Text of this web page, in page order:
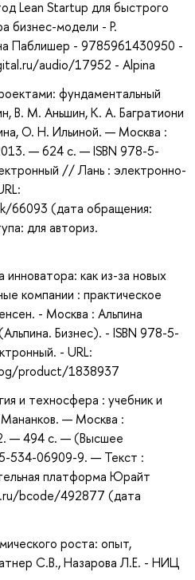
Lean Startup для быстрого
бизнес-модели - Р.
Паблишер - 9785961430950 -
audio/17952 - Alpina
фундаментальный
В. М. Аньшин, К. А. Багратиони
О. Н. Ильиной. — Москва :
— 624 с. — ISBN 978-5-
// Лань : электронно-
(дата обращения:
для авториз.
как из-за новых
компании : практическое
- Москва : Альпина
Бизнес). - ISBN 978-5-
- URL:
product/1838937
и техносфера : учебник и
— Москва :
— 494 с. — (Высшее
534-06909-9. — Текст :
платформа Юрайт
bcode/492877 (дата
роста: опыт,
С.В., Назарова Л.Е. - НИЦ